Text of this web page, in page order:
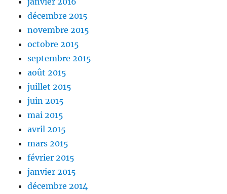
décembre 2015
novembre 2015
octobre 2015
septembre 2015
août 2015
juillet 2015
juin 2015
mai 2015
avril 2015
mars 2015
février 2015
janvier 2015
décembre 2014